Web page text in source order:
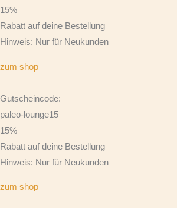
15%
Rabatt auf deine Bestellung
Hinweis: Nur für Neukunden
zum shop
Gutscheincode:
paleo-lounge15
15%
Rabatt auf deine Bestellung
Hinweis: Nur für Neukunden
zum shop